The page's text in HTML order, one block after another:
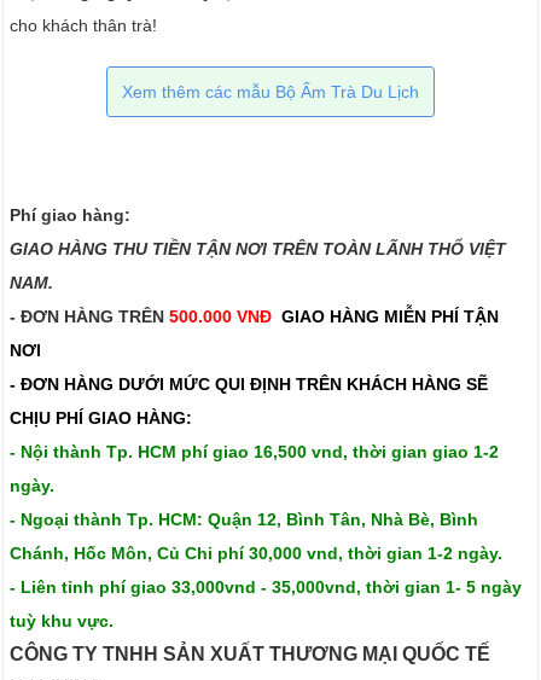
cho khách thân trà!
Xem thêm các mẫu Bộ Ấm Trà Du Lịch
Phí giao hàng:
GIAO HÀNG THU TIỀN TẬN NƠI TRÊN TOÀN LÃNH THỔ VIỆT
NAM.​​
- ĐƠN HÀNG TRÊN500.000 VNĐ GIAO HÀNG MIỄN PHÍ TẬN
NƠI
- ĐƠN HÀNG DƯỚI MỨC QUI ĐỊNH TRÊN KHÁCH HÀNG SẼ
CHỊU PHÍ GIAO HÀNG:
- Nội thành Tp. HCM phí giao 16,500 vnd, thời gian giao 1-2
ngày.
- Ngoại thành Tp. HCM: Quận 12, Bình Tân, Nhà Bè, Bình
Chánh, Hốc Môn, Củ Chi phí 30,000 vnd, thời gian 1-2 ngày.
- Liên tỉnh phí giao 33,000vnd - 35,000vnd, thời gian 1- 5 ngày
tuỳ khu vực.
CÔNG TY TNHH SẢN XUẤT THƯƠNG MẠI QUỐC TẾ